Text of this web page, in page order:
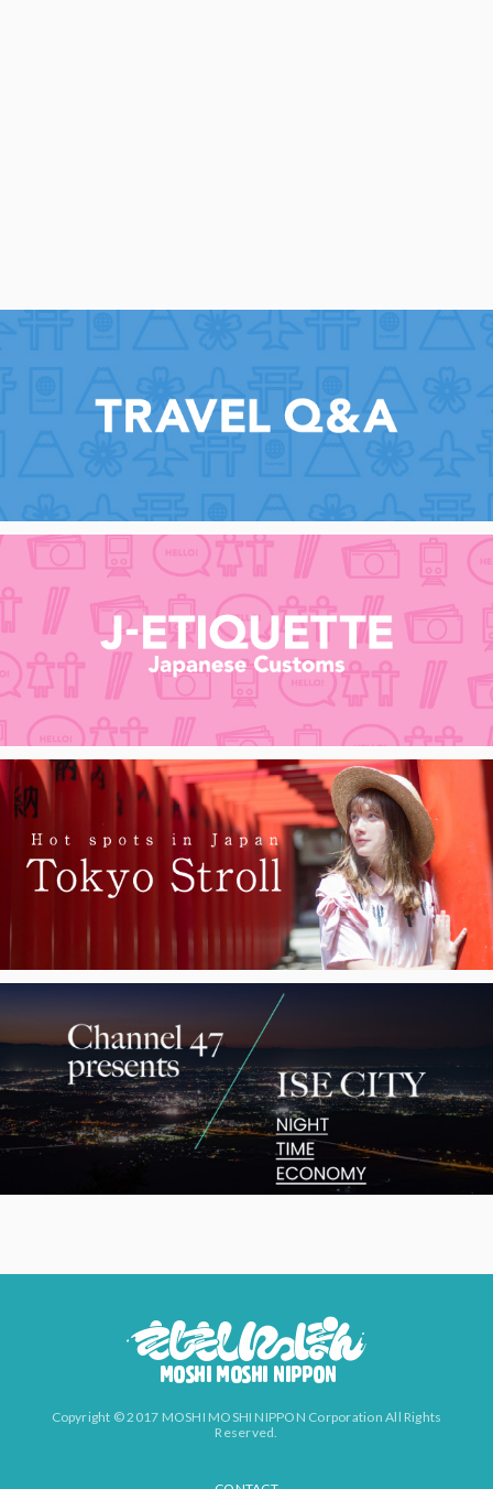
Copyright © 2017 MOSHI MOSHI NIPPON Corporation All Rights
Reserved.